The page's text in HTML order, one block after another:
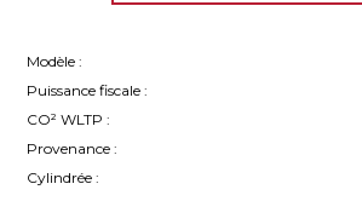
Modèle :
Puissance fiscale :
CO² WLTP :
Provenance :
Cylindrée :